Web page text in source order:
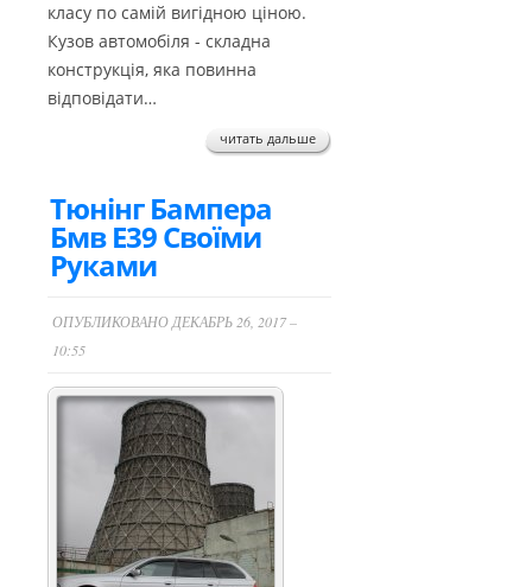
класу по самій вигідною ціною.
Кузов автомобіля - складна
конструкція, яка повинна
відповідати…
читать дальше
Тюнінг Бампера
Бмв Е39 Своїми
Руками
ОПУБЛИКОВАНО ДЕКАБРЬ 26, 2017 –
10:55